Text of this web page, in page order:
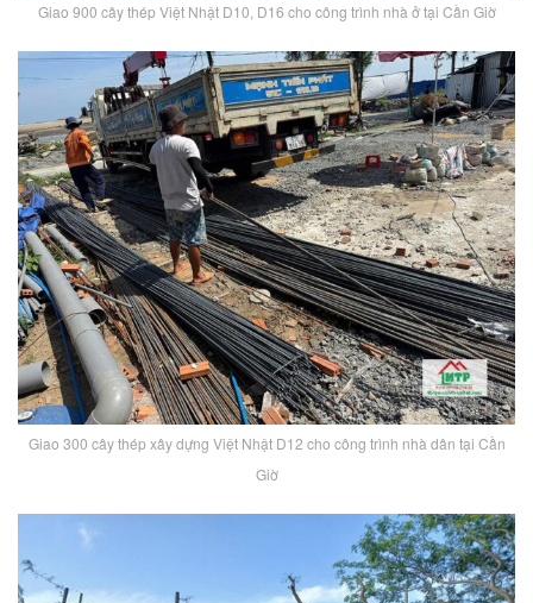
Giao 900 cây thép Việt Nhật D10, D16 cho công trình nhà ở tại Cần Giờ
Giao 300 cây thép xây dựng Việt Nhật D12 cho công trình nhà dân tại Cần
Giờ